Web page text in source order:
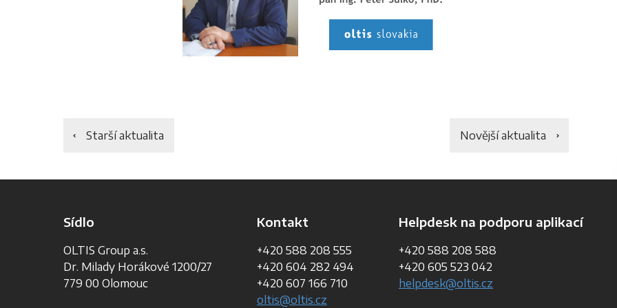
Starší aktualita Novější aktualita
Sídlo
OLTIS Group a.s.
Dr. Milady Horákové 1200/27
779 00 Olomouc
Kontakt
+420 588 208 555
+420 604 282 494
+420 607 166 710
oltis@oltis.cz
Helpdesk na podporu aplikací
+420 588 208 588
+420 605 523 042
helpdesk@oltis.cz